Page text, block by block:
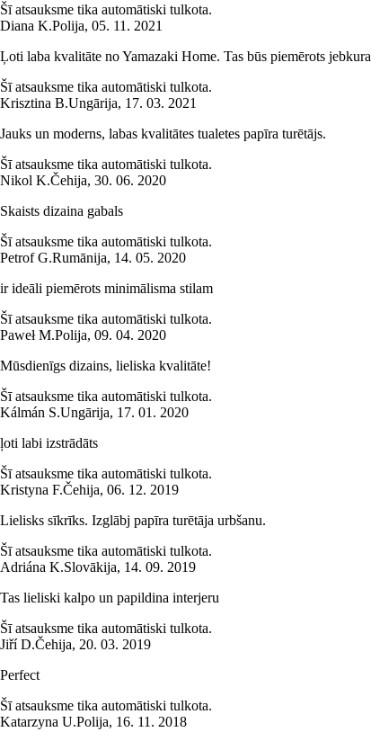
Šī atsauksme tika automātiski tulkota.
Diana K.Polija, 05. 11. 2021
Ļoti laba kvalitāte no Yamazaki Home. Tas būs piemērots
Šī atsauksme tika automātiski tulkota.
Krisztina B.Ungārija, 17. 03. 2021
Jauks un moderns, labas kvalitātes tualetes papīra turētājs.
Šī atsauksme tika automātiski tulkota.
Nikol K.Čehija, 30. 06. 2020
Skaists dizaina gabals
Šī atsauksme tika automātiski tulkota.
Petrof G.Rumānija, 14. 05. 2020
ir ideāli piemērots minimālisma stilam
Šī atsauksme tika automātiski tulkota.
Paweł M.Polija, 09. 04. 2020
Mūsdienīgs dizains, lieliska kvalitāte!
Šī atsauksme tika automātiski tulkota.
Kálmán S.Ungārija, 17. 01. 2020
ļoti labi izstrādāts
Šī atsauksme tika automātiski tulkota.
Kristyna F.Čehija, 06. 12. 2019
Lielisks sīkrīks. Izglābj papīra turētāja urbšanu.
Šī atsauksme tika automātiski tulkota.
Adriána K.Slovākija, 14. 09. 2019
Tas lieliski kalpo un papildina interjeru
Šī atsauksme tika automātiski tulkota.
Jiří D.Čehija, 20. 03. 2019
Perfect
Šī atsauksme tika automātiski tulkota.
Katarzyna U.Polija, 16. 11. 2018